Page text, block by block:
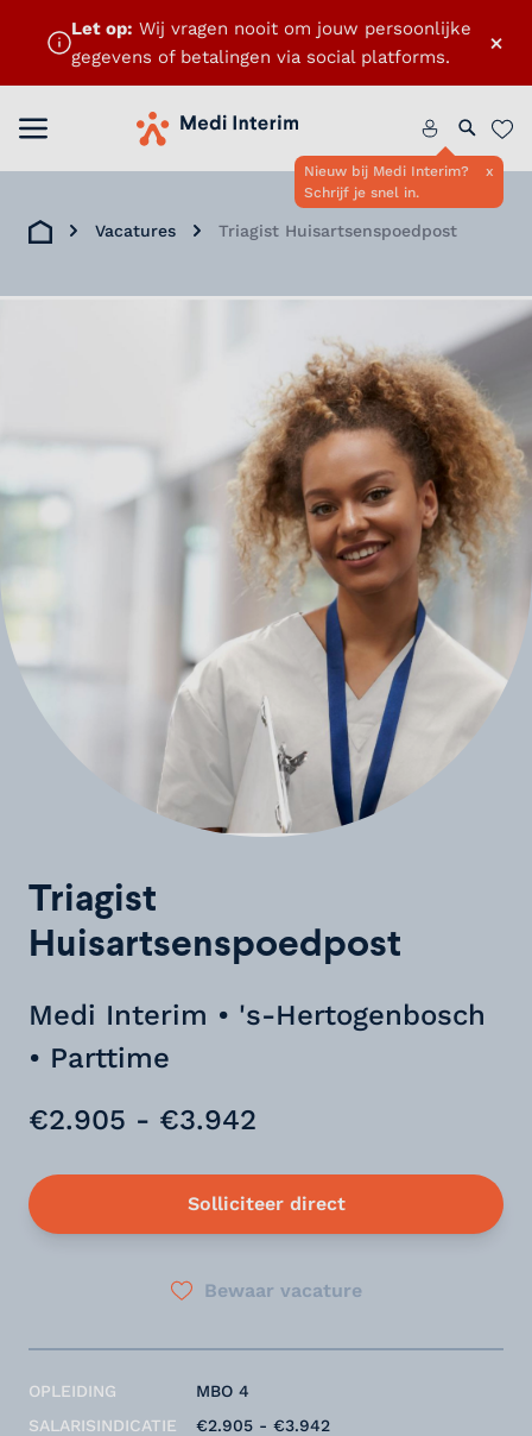
×
Let op: Wij vragen nooit om jouw persoonlijke
gegevens of betalingen via social platforms.
Menu openenHome
Nieuw bij Medi Interim?
Schrijf je snel in.
x
Zoeken
Home
Vacatures Triagist Huisartsenspoedpost
Triagist
Huisartsenspoedpost
Medi Interim • 's-Hertogenbosch
• Parttime
€2.905 - €3.942
Solliciteer direct
Bewaar vacature
OPLEIDING
SALARISINDICATIE
MBO 4
€2.905 - €3.942